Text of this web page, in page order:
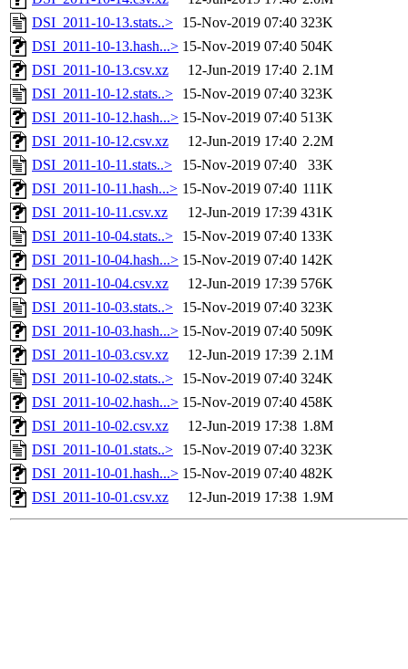
DSI_2011-10-13.stats..>
15-Nov-2019 07:40 323K
DSI_2011-10-13.hash...> 15-Nov-2019 07:40 504K
DSI_2011-10-13.csv.xz
12-Jun-2019 17:40 2.1M
DSI_2011-10-12.stats..>
15-Nov-2019 07:40 323K
DSI_2011-10-12.hash...> 15-Nov-2019 07:40 513K
DSI_2011-10-12.csv.xz
12-Jun-2019 17:40 2.2M
DSI_2011-10-11.stats..>
15-Nov-2019 07:40
33K
DSI_2011-10-11.hash...> 15-Nov-2019 07:40 111K
DSI_2011-10-11.csv.xz
12-Jun-2019 17:39 431K
DSI_2011-10-04.stats..>
15-Nov-2019 07:40 133K
DSI_2011-10-04.hash...> 15-Nov-2019 07:40 142K
DSI_2011-10-04.csv.xz
12-Jun-2019 17:39 576K
DSI_2011-10-03.stats..>
15-Nov-2019 07:40 323K
DSI_2011-10-03.hash...> 15-Nov-2019 07:40 509K
DSI_2011-10-03.csv.xz
12-Jun-2019 17:39 2.1M
DSI_2011-10-02.stats..>
15-Nov-2019 07:40 324K
DSI_2011-10-02.hash...> 15-Nov-2019 07:40 458K
DSI_2011-10-02.csv.xz
12-Jun-2019 17:38 1.8M
DSI_2011-10-01.stats..>
15-Nov-2019 07:40 323K
DSI_2011-10-01.hash...> 15-Nov-2019 07:40 482K
DSI_2011-10-01.csv.xz
12-Jun-2019 17:38 1.9M